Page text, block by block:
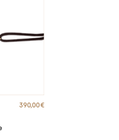
390,00€